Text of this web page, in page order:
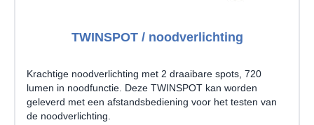
TWINSPOT / noodverlichting
Krachtige noodverlichting met 2 draaibare spots, 720
lumen in noodfunctie. Deze TWINSPOT kan worden
geleverd met een afstandsbediening voor het testen van
de noodverlichting.